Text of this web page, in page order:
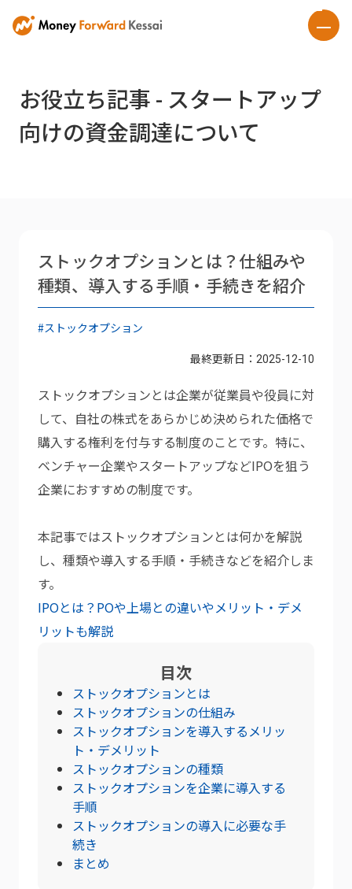
お役立ち記事 - スタートアップ
向けの資金調達について
ストックオプションとは？仕組みや
種類、導入する手順・手続きを紹介
#ストックオプション
最終更新日： 2025-12-10
ストックオプションとは企業が従業員や役員に対
して、自社の株式をあらかじめ決められた価格で
購入する権利を付与する制度のことです。特に、
ベンチャー企業やスタートアップなどIPOを狙う
企業におすすめの制度です。
本記事ではストックオプションとは何かを解説
し、種類や導入する手順・手続きなどを紹介しま
す。
IPOとは？POや上場との違いやメリット・デメ
リットも解説
目次
ストックオプションとは
ストックオプションの仕組み
ストックオプションを導入するメリッ
ト・デメリット
ストックオプションの種類
ストックオプションを企業に導入する
手順
ストックオプションの導入に必要な手
続き
まとめ